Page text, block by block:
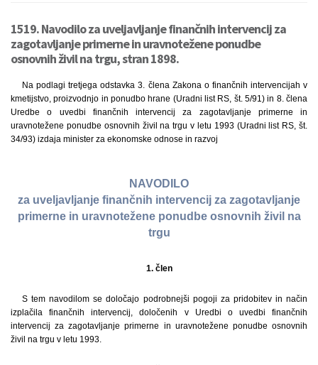
1519. Navodilo za uveljavljanje finančnih intervencij za
zagotavljanje primerne in uravnotežene ponudbe
osnovnih živil na trgu, stran 1898.
Na podlagi tretjega odstavka 3. člena Zakona o finančnih intervencijah v
kmetijstvo, proizvodnjo in ponudbo hrane (Uradni list RS, št. 5/91) in 8. člena
Uredbe o uvedbi finančnih intervencij za zagotavljanje primerne in
uravnotežene ponudbe osnovnih živil na trgu v letu 1993 (Uradni list RS, št.
34/93) izdaja minister za ekonomske odnose in razvoj
NAVODILO
za uveljavljanje finančnih intervencij za zagotavljanje
primerne in uravnotežene ponudbe osnovnih živil na
trgu
1. člen
S tem navodilom se določajo podrobnejši pogoji za pridobitev in način
izplačila finančnih intervencij, določenih v Uredbi o uvedbi finančnih
intervencij za zagotavljanje primerne in uravnotežene ponudbe osnovnih
živil na trgu v letu 1993.